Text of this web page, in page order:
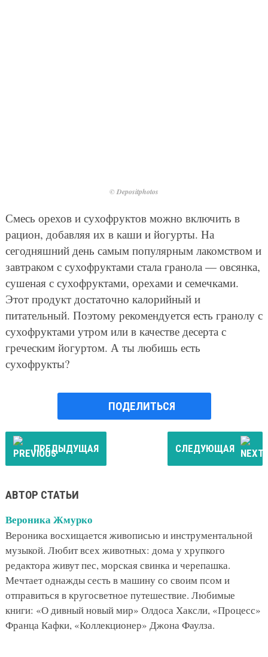
© Depositphotos
Смесь орехов и сухофруктов можно включить в
рацион, добавляя их в каши и йогурты. На
сегодняшний день самым популярным лакомством и
завтраком с сухофруктами стала гранола — овсянка,
сушеная с сухофруктами, орехами и семечками.
Этот продукт достаточно калорийный и
питательный. Поэтому рекомендуется есть гранолу с
сухофруктами утром или в качестве десерта с
греческим йогуртом. А ты любишь есть
сухофрукты?
ПОДЕЛИТЬСЯ
ПРЕДЫДУЩАЯ СЛЕДУЮЩАЯ
АВТОР СТАТЬИ
Вероника Жмурко
Вероника восхищается живописью и инструментальной
музыкой. Любит всех животных: дома у хрупкого
редактора живут пес, морская свинка и черепашка.
Мечтает однажды сесть в машину со своим псом и
отправиться в кругосветное путешествие. Любимые
книги: «О дивный новый мир» Олдоса Хаксли, «Процесс»
Франца Кафки, «Коллекционер» Джона Фаулза.